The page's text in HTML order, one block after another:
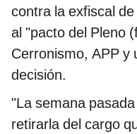
contra la exfiscal
al "pacto del Pleno
Cerronismo, APP y
decisión.
"La semana
retirarla del cargo